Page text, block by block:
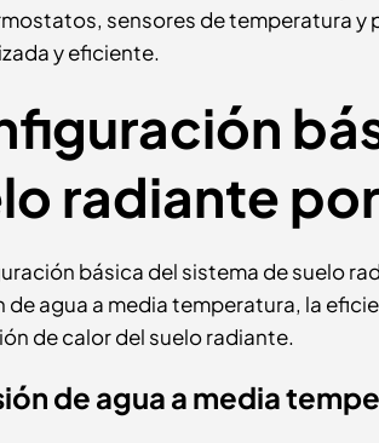
sensores de temperatura
y eficiente.
radiante
básica del sistema de suelo
de agua a media temperatura, la
de calor del suelo radiante.
de agua a media